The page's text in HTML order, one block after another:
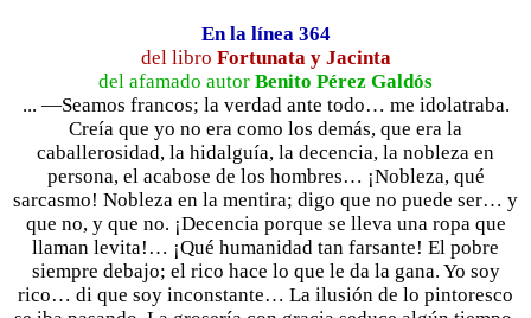
En la línea 364
del libro Fortunata y Jacinta
del afamado autor Benito Pérez Galdós
... —Seamos francos; la verdad ante todo… me idolatraba.
Creía que yo no era como los demás, que era la
caballerosidad, la hidalguía, la decencia, la nobleza en
persona, el acabose de los hombres… ¡Nobleza, qué
sarcasmo! Nobleza en la mentira; digo que no puede ser… y
que no, y que no. ¡Decencia porque se lleva una ropa que
llaman levita!… ¡Qué humanidad tan farsante! El pobre
siempre debajo; el rico hace lo que le da la gana. Yo soy
rico… di que soy inconstante… La ilusión de lo pintoresco